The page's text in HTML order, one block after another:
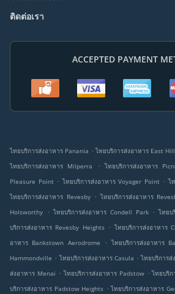
ติดต่อเรา
ACCEPTED PAYMENT
ไทยบริการส่งอาหาร Panania . ไทยบริการส่งอาหาร East
ไทยบริการส่งอาหาร Milperra
. ไทยบริการส่งอาหาร
Pleasure Point . ไทยบริการส่งอาหาร Voyager Point . ไ
ไทยบริการส่งอาหาร Revesby
. ไทยบริการส่งอาหาร
Holsworthy
. ไทยบริการส่งอาหาร Condell Park . ไทยบ
บริการส่งอาหาร Revesby Heights . ไทยบริการส่งอาหาร
อาหาร Bankstown Aerodrome
. ไทยบริการส่งอาหาร
Hammondville . ไทยบริการส่งอาหาร Casula . ไทยบริการ
ส่งอาหาร Menai . ไทยบริการส่งอาหาร Padstow . ไทยบริ
บริการส่งอาหาร Padstow Heights . ไทยบริการส่งอาหาร